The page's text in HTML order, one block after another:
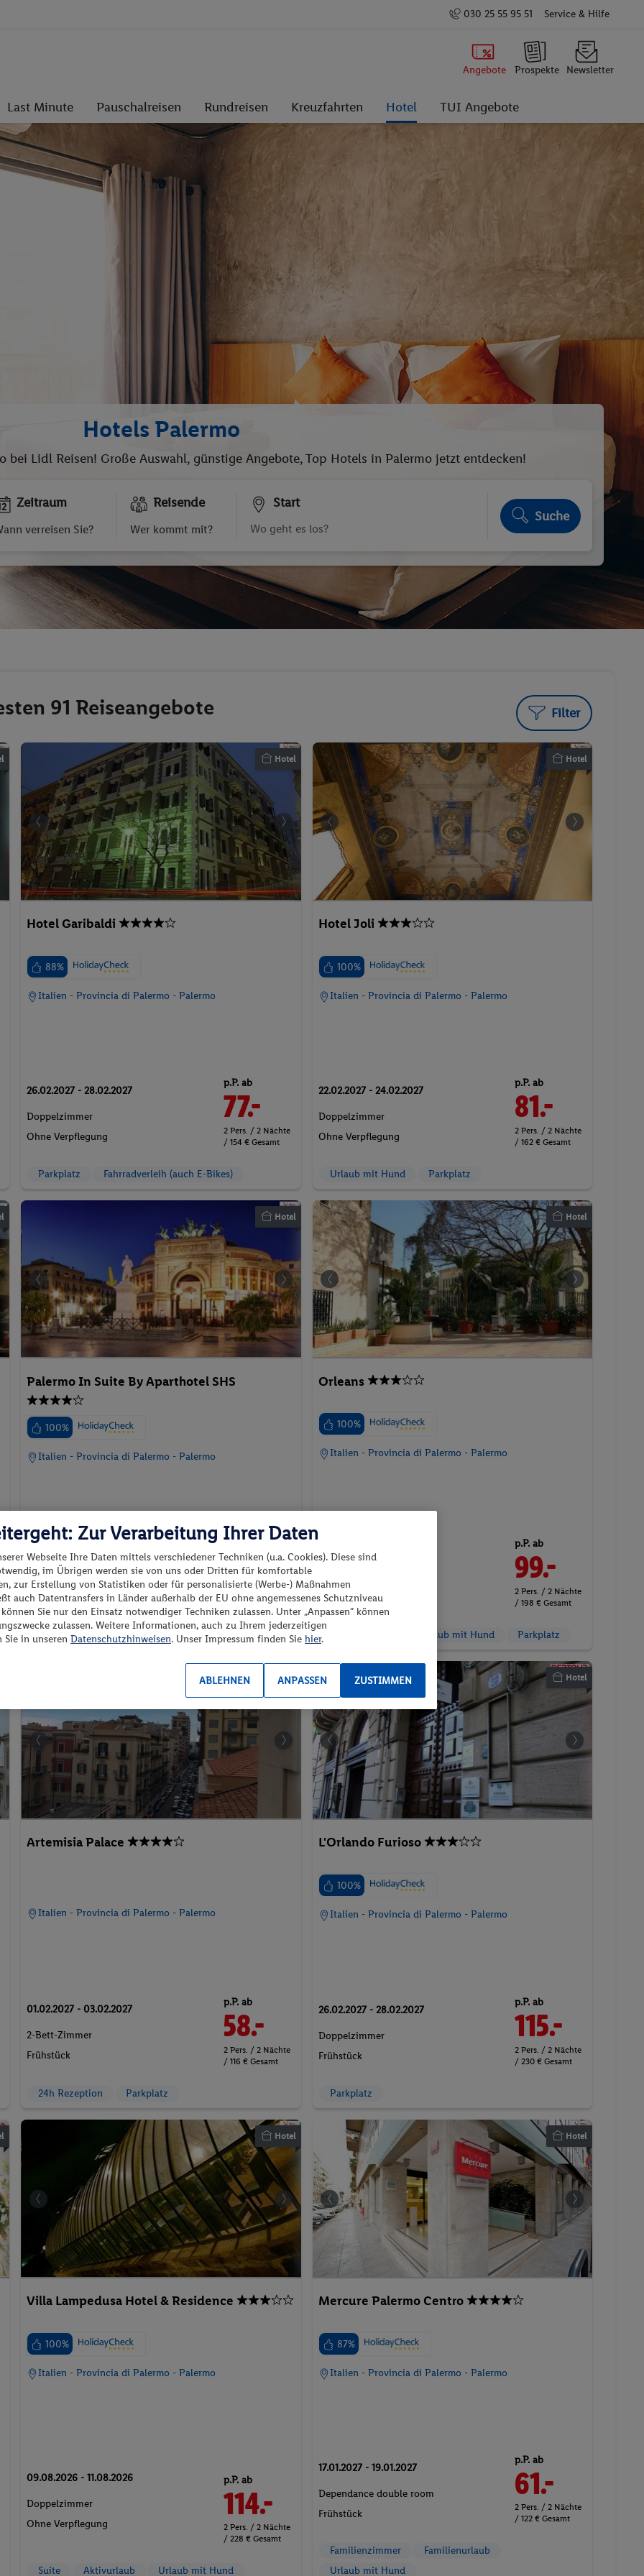
030 25 55 95 51 Service & Hilfe
Angebote Prospekte Newsletter
Last Minute Pauschalreisen Rundreisen Kreuzfahrten Hotel TUI Angebote
Hotels Palermo
bei Lidl Reisen! Große Auswahl, günstige Angebote, Top Hotels in Palermo jetzt entdecken!
Zeitraum
verreisen Sie?
Reisende
Wer kommt mit?
Start
Suche
91 Reiseangebote Filter
Hotel
Hotel Garibaldi
88%
Italien - Provincia di Palermo - Palermo
26.02.2027 - 28.02.2027
Doppelzimmer
Ohne Verpflegung
p.P. ab
77.-
2 Pers. / 2 Nächte
/ 154 € Gesamt
Parkplatz Fahrradverleih (auch E-Bikes)
Hotel
Hotel Joli
100%
Italien - Provincia di Palermo - Palermo
22.02.2027 - 24.02.2027
Doppelzimmer
Ohne Verpflegung
p.P. ab
81.-
2 Pers. / 2 Nächte
/ 162 € Gesamt
Urlaub mit Hund Parkplatz
Hotel
Palermo In Suite By Aparthotel SHS
100%
Italien - Provincia di Palermo - Palermo
22.01.2027 - 28.01.2027
Superior Apartment
Ohne Verpflegung
99.-
2 Pers. / 6 Nächte
/ 198 € Gesamt
Aparthotel Aktivurlaub Urlaub mit Hund
Hotel
Orleans
100%
Italien - Provincia di Palermo - Palermo
25.07.2027 - 27.07.2027
Frühstück
p.P. ab
99.-
2 Pers. / 2 Nächte
/ 198 € Gesamt
Urlaub mit Hund Parkplatz
Hotel
Artemisia Palace
Italien - Provincia di Palermo - Palermo
01.02.2027 - 03.02.2027
2-Bett-Zimmer
Frühstück
p.P. ab
58.-
2 Pers. / 2 Nächte
/ 116 € Gesamt
24h Rezeption Parkplatz
Hotel
L'Orlando Furioso
100%
Italien - Provincia di Palermo - Palermo
26.02.2027 - 28.02.2027
Doppelzimmer
Frühstück
p.P. ab
115.-
2 Pers. / 2 Nächte
/ 230 € Gesamt
Parkplatz
Hotel
Villa Lampedusa Hotel & Residence
100%
Italien - Provincia di Palermo - Palermo
09.08.2026 - 11.08.2026
Doppelzimmer
Ohne Verpflegung
p.P. ab
114.-
2 Pers. / 2 Nächte
/ 228 € Gesamt
Suite Aktivurlaub Urlaub mit Hund
Hotel
Mercure Palermo Centro
87%
Italien - Provincia di Palermo - Palermo
17.01.2027 - 19.01.2027
Dependance double room
Frühstück
p.P. ab
61.-
2 Pers. / 2 Nächte
/ 122 € Gesamt
Familienzimmer
Familienurlaub
Urlaub mit Hund
Zur Verarbeitung Ihrer Daten
Webseite Ihre Daten mittels verschiedener Techniken (u.a. Cookies). Diese sind
im Übrigen werden sie von uns oder Dritten für komfortable
zur Erstellung von Statistiken oder für personalisierte (Werbe-) Maßnahmen
auch Datentransfers in Länder außerhalb der EU ohne angemessenes Schutzniveau
Sie nur den Einsatz notwendiger Techniken zulassen. Unter „Anpassen“ können
zulassen. Weitere Informationen, auch zu Ihrem jederzeitigen
in unseren Datenschutzhinweisen. Unser Impressum finden Sie hier.
ZUSTIMMEN
ANPASSEN
ABLEHNEN